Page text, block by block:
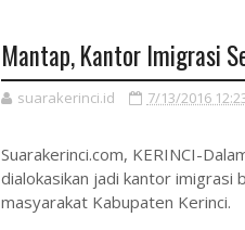
Mantap, Kantor Imigrasi
suarakerinci.id 7/13/2016
Suarakerinci.com, KERINCI-
dialokasikan jadi kantor imigrasi
masyarakat Kabupaten Kerinci.